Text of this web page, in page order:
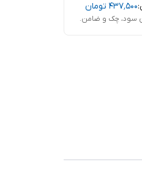
۴۳۷٬۵۰۰ تومان